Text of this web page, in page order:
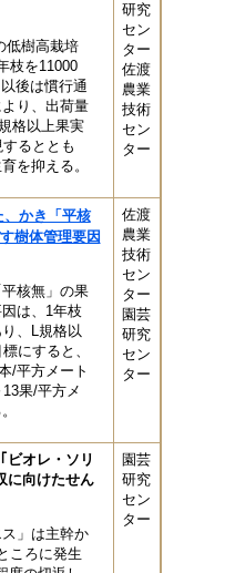
低樹高栽培
枝を11000
後は慣行通
り、出荷量
格以上果実
るととも
を抑える。
研究
セン
ター
佐渡
農業
技術
セン
ター
、かき「平核
樹体管理要因
核無」の果
は、1年枝
、L規格以
にすると、
/平方メート
果/平方メ
佐渡
農業
技術
セン
ター
園芸
研究
セン
ター
ビオレ・ソリ
に向けたせん
」は主幹か
ころに発生
園芸
研究
セン
ター